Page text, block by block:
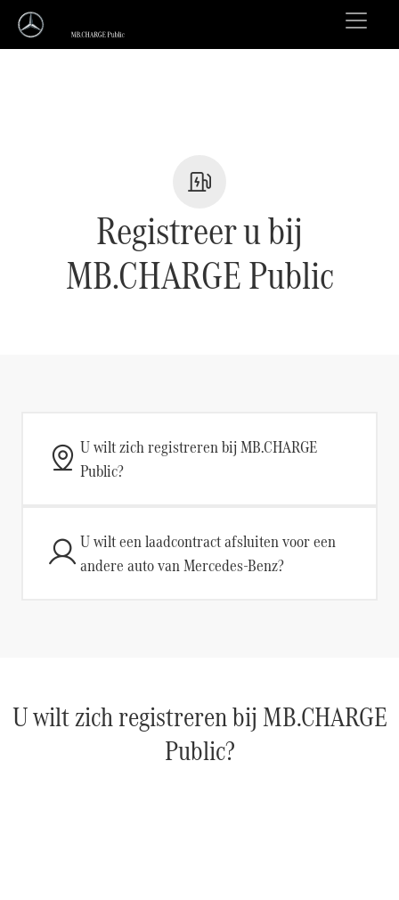
Registreer u bij
MB.CHARGE Public
U wilt zich registreren bij MB.CHARGE
Public?
U wilt een laadcontract afsluiten voor een
andere auto van Mercedes-Benz?
U wilt zich registreren bij MB.CHARGE
Public?